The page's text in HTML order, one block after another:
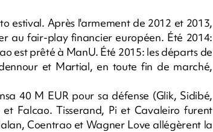
estival. Après l'armement de 2012 et 2013,
au fair-play financier européen. Été 2014:
est prêté à ManU. Été 2015: les départs de
et Martial, en toute fin de marché,
40 M EUR pour sa défense (Glik, Sidibé,
Falcao. Tisserand, Pi et Cavaleiro furent
Coentrao et Wagner Love allégèrent la